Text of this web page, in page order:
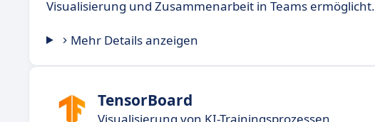
Visualisierung und Zusammenarbeit in Teams ermöglicht.
Mehr Details anzeigen
TensorBoard
Visualisierung von KI-Trainingsprozessen